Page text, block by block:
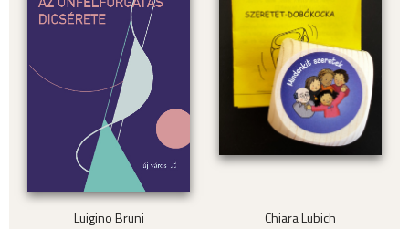
Luigino Bruni
Chiara Lubich